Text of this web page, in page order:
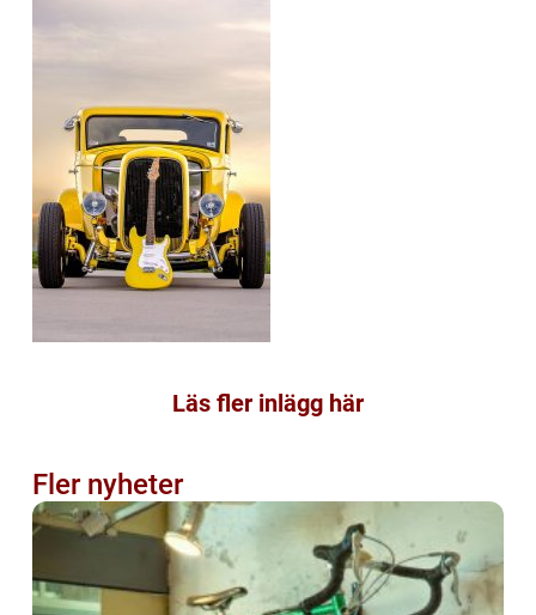
Läs fler inlägg här
Fler nyheter